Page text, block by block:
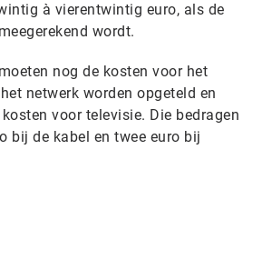
à vierentwintig euro, als de
wordt.
nog de kosten voor het
netwerk worden opgeteld en
voor televisie. Die bedragen
bij de kabel en twee euro bij